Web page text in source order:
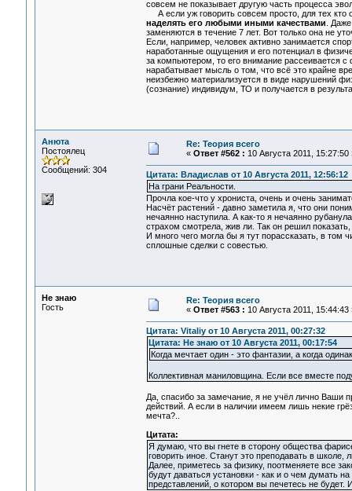
совсем не показывает другую часть процесса
А если уж говорить совсем просто, для тех кто
наделять его любыми иными качествами .
заменяются в течение 7 лет. Вот только она не
Если, например, человек активно занимается
наработанные ощущения и его потенциал в
за компьютером, то его внимание рассеивается
нарабатывает мысль о том, что всё это крайне
неизбежно материализуется в виде нарушений
(сознание) индивидум, ТО и получается в
Анюта
Постоялец
Сообщений: 304
Re: Теория всего
« Ответ #562 : 10 Августа 2011, 15:27:50
Цитата: Владислав от 10 Августа 2011, 12:56:12
На грани Реальности.
Прочла кое-что у хрониста, очень и очень
Насчёт растений - давно заметила я, что они
нечаянно наступила. А как-то я нечаянно
страхом смотрела, жив ли. Так он решил
И много чего могла бы я тут порассказать, в том
сплошные сделки с совестью.
Не знаю
Гость
Re: Теория всего
« Ответ #563 : 10 Августа 2011, 15:44:43
Цитата: Vitaliy от 10 Августа 2011, 00:27:32
Цитата: Не знаю от 10 Августа 2011, 00:17:54
Когда мечтает один - это фантазии, а когда
Коллективная маниловщина. Если все вместе
Да, спасибо за замечание, я не учёл лично Ваши
действий. А если в наличии имеем лишь некие
мечта?..
Цитата:
Я думаю, что вы гнете в сторону общества
говорить иное. Станут это преподавать в
Далее, приметесь за физику, поотменяете все
будут даваться установки - как и о чем думать
представлений, о котором вы печетесь не